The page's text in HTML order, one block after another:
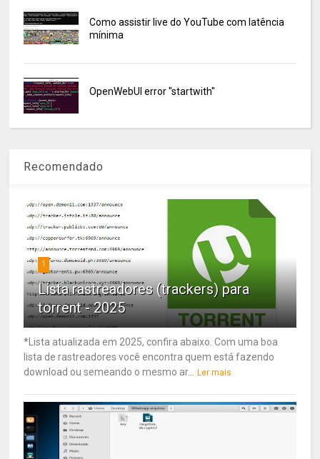
Como assistir live do YouTube com latência
mínima
OpenWebUI error "startwith"
Recomendado
1
Lista rastreadores (trackers) para
torrent - 2025
*Lista atualizada em 2025, confira abaixo. Com uma boa
lista de rastreadores você encontra quem está fazendo
download ou semeando o mesmo ar...
Ler mais